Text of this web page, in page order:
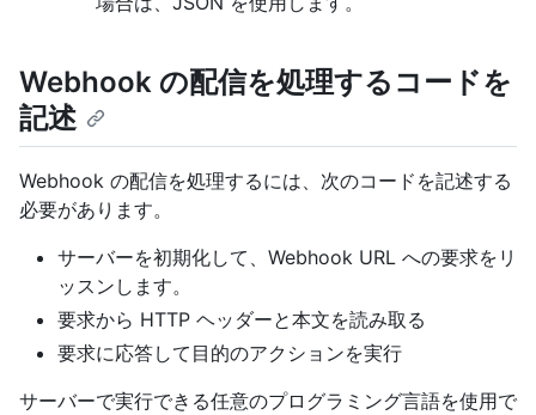
Webhook の配信を処理するコードを
記述
Webhook の配信を処理するには、次のコードを記述する
必要があります。
サーバーを初期化して、Webhook URL への要求をリ
ッスンします。
要求から HTTP ヘッダーと本文を読み取る
要求に応答して目的のアクションを実行
サーバーで実行できる任意のプログラミング言語を使用で